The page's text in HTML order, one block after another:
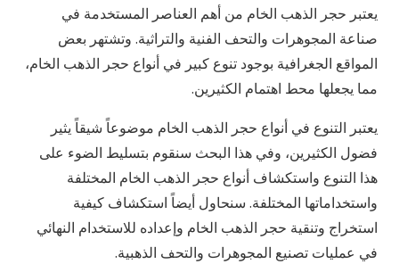
يعتبر حجر الذهب الخام من أهم العناصر المستخدمة في
صناعة المجوهرات والتحف الفنية والتراثية. وتشتهر بعض
المواقع الجغرافية بوجود تنوع كبير في أنواع حجر الذهب الخام،
مما يجعلها محط اهتمام الكثيرين.
يعتبر التنوع في أنواع حجر الذهب الخام موضوعاً شيقاً يثير
فضول الكثيرين، وفي هذا البحث سنقوم بتسليط الضوء على
هذا التنوع واستكشاف أنواع حجر الذهب الخام المختلفة
واستخداماتها المختلفة. سنحاول أيضاً استكشاف كيفية
استخراج وتنقية حجر الذهب الخام وإعداده للاستخدام النهائي
في عمليات تصنيع المجوهرات والتحف الذهبية.